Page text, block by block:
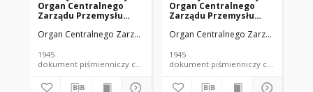
Organ Centralnego
Zarządu Przemysłu
R. 1 Nr 1 (1945)
Organ Centralnego Zarządu Przemysłu Chemicznego w Polsce
1945
dokument piśmienniczy czasopismo
Organ Centralnego
Zarządu Przemysłu
R. 1 Nr 4 (1945)
Organ Centralnego Zarządu
1945
dokument piśmienniczy czasopismo